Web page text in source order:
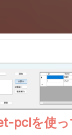
pclを使っ